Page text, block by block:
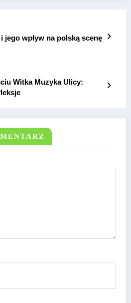
jego wpływ na polską scenę
Witka Muzyka Ulicy: